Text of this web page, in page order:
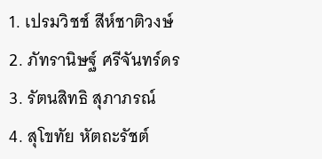
1. เปรมวิชช์ สีห์ชาติวงษ์
2. ภัทรานิษฐ์ ศรีจันทร์ดร
3. รัตนสิทธิ สุภาภรณ์
4. สุโขทัย หัตถะรัชต์